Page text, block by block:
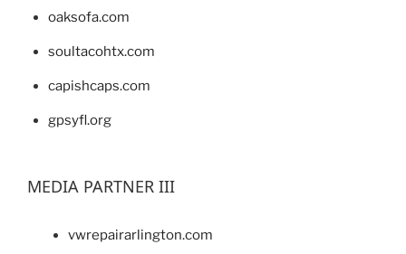
oaksofa.com
soultacohtx.com
capishcaps.com
gpsyfl.org
MEDIA PARTNER III
vwrepairarlington.com